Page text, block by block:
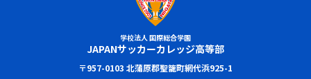
学校法人 国際総合学園
JAPANサッカーカレッジ高等部
〒957-0103 北蒲原郡聖籠町網代浜925-1